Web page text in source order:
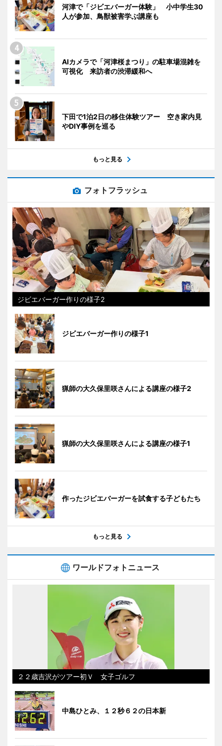
河津で「ジビエバーガー体験」 小中学生30
人が参加、鳥獣被害学ぶ講座も
AIカメラで「河津桜まつり」の駐車場混雑を
可視化 来訪者の渋滞緩和へ
下田で1泊2日の移住体験ツアー 空き家内見
やDIY事例を巡る
もっと見る
フォトフラッシュ
ジビエバーガー作りの様子2
ジビエバーガー作りの様子1
猟師の大久保里咲さんによる講座の様子2
猟師の大久保里咲さんによる講座の様子1
作ったジビエバーガーを試食する子どもたち
もっと見る
ワールドフォトニュース
２２歳吉沢がツアー初Ｖ 女子ゴルフ
中島ひとみ、１２秒６２の日本新